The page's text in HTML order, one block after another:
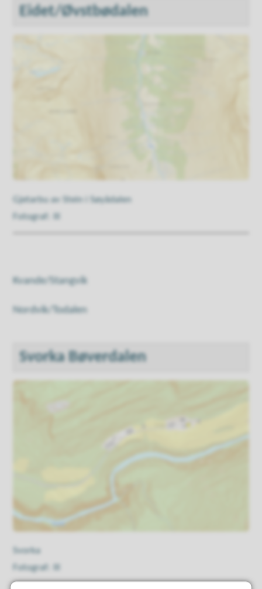
Eidet/Øvstbødalen
Gjetarbu av Stein i Søyådalen
Kvande/Stangvik
Nordvik/Todalen
Svorka Bøverdalen
Svorka
Ill